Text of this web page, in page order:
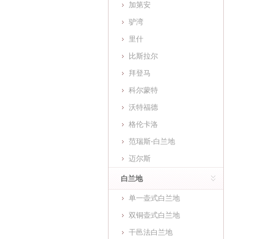
加第安
驴湾
里什
比斯拉尔
拜登马
科尔蒙特
沃特福德
格伦卡洛
范瑞斯-白兰地
迈尔斯
白兰地
单一壶式白兰地
双铜壶式白兰地
干邑法白兰地